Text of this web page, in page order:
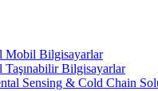
Mobil Bilgisayarlar
Taşınabilir Bilgisayarlar
Sensing & Cold Chain